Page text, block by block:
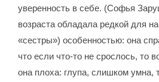
уверенность в себе. (Софья
возраста обладала редкой для
«сестры») особенностью: она
что если что-то не срослось, то
она плоха: глупа, слишком умна,